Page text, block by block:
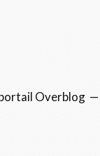
Overblog